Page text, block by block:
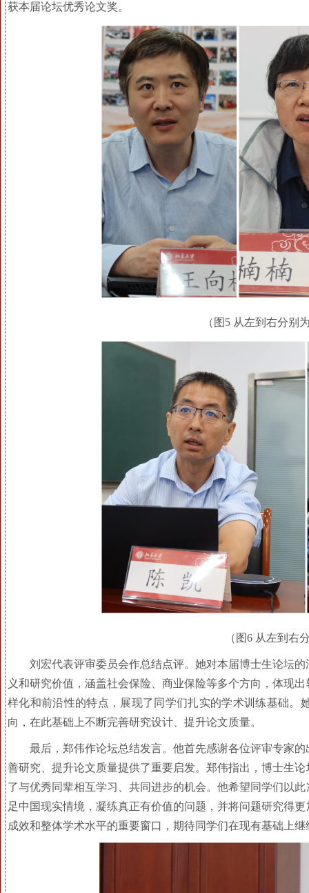
获本届论坛优秀论文奖。
（图5 从左到右分别
（图6 从左到右
刘宏代表评审委员会作总结点评。她对本届博士生论坛
义和研究价值，涵盖社会保险、商业保险等多个方向，体现
样化和前沿性的特点，展现了同学们扎实的学术训练基础
向，在此基础上不断完善研究设计、提升论文质量。
最后，郑伟作论坛总结发言。他首先感谢各位评审专家
善研究、提升论文质量提供了重要启发。郑伟指出，博士生
了与优秀同辈相互学习、共同进步的机会。他希望同学们以
足中国现实情境，凝练真正有价值的问题，并将问题研究得
成效和整体学术水平的重要窗口，期待同学们在现有基础上